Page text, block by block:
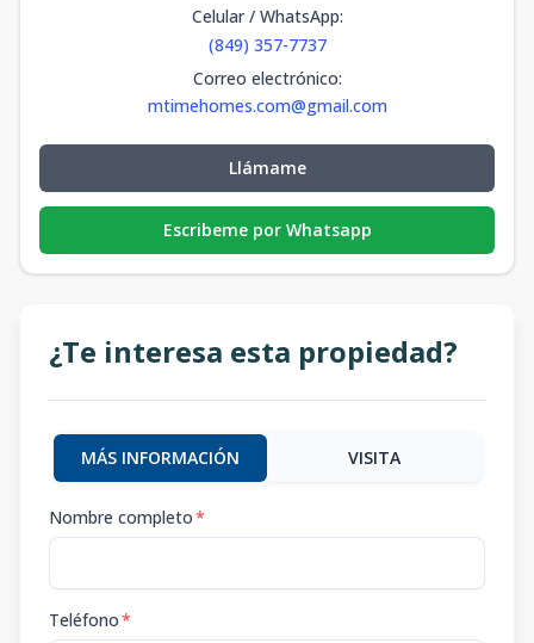
Celular / WhatsApp:
(849) 357-7737
Correo electrónico:
mtimehomes.com@gmail.com
Llámame
Escribeme por Whatsapp
¿Te interesa esta propiedad?
MÁS INFORMACIÓN VISITA
Nombre completo*
Teléfono*